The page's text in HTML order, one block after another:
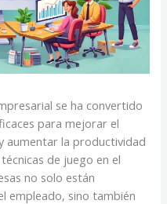
se ha convertido
para mejorar el
aumentar la productividad
de juego en el
no solo están
empleado, sino también